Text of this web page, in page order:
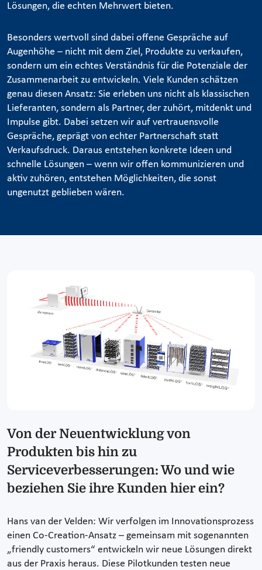
Lösungen, die echten Mehrwert bieten.
Besonders wertvoll sind dabei offene Gespräche auf
Augenhöhe – nicht mit dem Ziel, Produkte zu verkaufen,
sondern um ein echtes Verständnis für die Potenziale der
Zusammenarbeit zu entwickeln. Viele Kunden schätzen
genau diesen Ansatz: Sie erleben uns nicht als klassischen
Lieferanten, sondern als Partner, der zuhört, mitdenkt und
Impulse gibt. Dabei setzen wir auf vertrauensvolle
Gespräche, geprägt von echter Partnerschaft statt
Verkaufsdruck. Daraus entstehen konkrete Ideen und
schnelle Lösungen – wenn wir offen kommunizieren und
aktiv zuhören, entstehen Möglichkeiten, die sonst
ungenutzt geblieben wären.
Von der Neuentwicklung von
Produkten bis hin zu
Serviceverbesserungen: Wo und wie
beziehen Sie ihre Kunden hier ein?
Hans van der Velden: Wir verfolgen im Innovationsprozess
einen Co-Creation-Ansatz – gemeinsam mit sogenannten
„friendly customers“ entwickeln wir neue Lösungen direkt
aus der Praxis heraus. Diese Pilotkunden testen neue